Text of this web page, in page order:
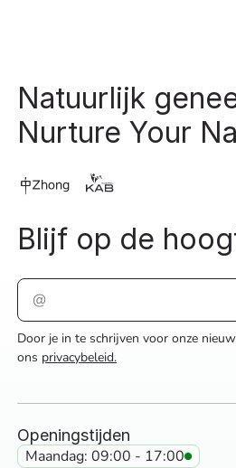
Natuurlijk
Nurture Your
Blijf op de
Door je in te schrijven voor onze
ons privacybeleid.
Openingstijden
Maandag: 09:00 - 17:00